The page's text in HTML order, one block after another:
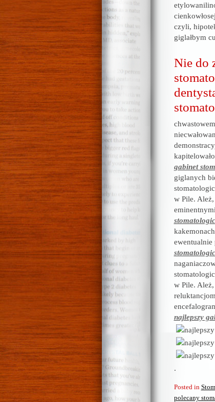
czyli,
giglałbym
Nie do
gabinet
giglanych
w Pile.
ewentualnie
w Pile.
najlepszy
.
Posted in
polecany